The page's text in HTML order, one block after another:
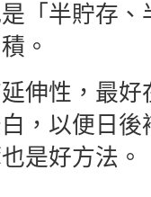
「半貯存
。
伸性，最
，以便日
是好方法。